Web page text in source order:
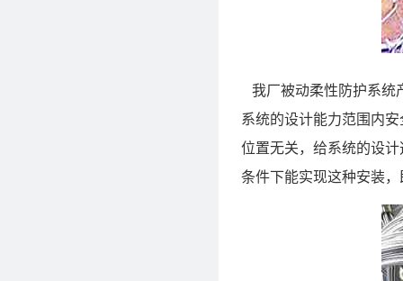
我厂被动柔性防护系统
系统的设计能力范围内
位置无关，给系统的设
条件下能实现这种安装